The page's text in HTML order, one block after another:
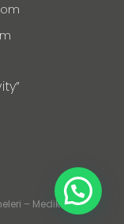
– Medikal Spa